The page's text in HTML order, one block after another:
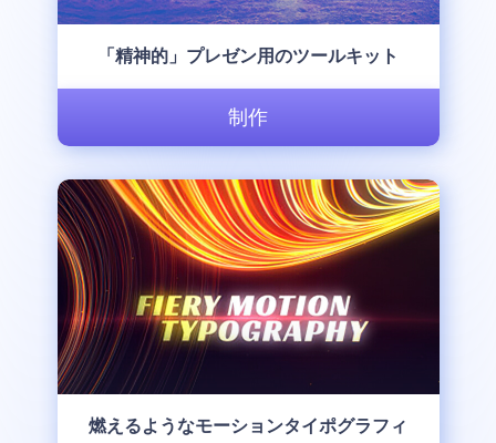
「精神的」プレゼン用のツールキット
制作
燃えるようなモーションタイポグラフィ